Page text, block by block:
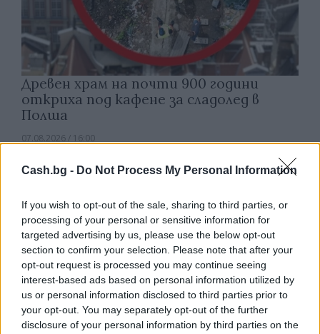
Cash.bg - Do Not Process My Personal Information
If you wish to opt-out of the sale, sharing to third parties, or
processing of your personal or sensitive information for
targeted advertising by us, please use the below opt-out
section to confirm your selection. Please note that after your
opt-out request is processed you may continue seeing
interest-based ads based on personal information utilized by
us or personal information disclosed to third parties prior to
your opt-out. You may separately opt-out of the further
disclosure of your personal information by third parties on the
Древен храм на почти 900 години
откриха под кафене за сладолед в
Полша
07.08.2026 / 16:00